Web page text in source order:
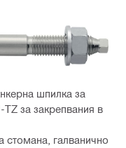
шпилка за
TZ за закрепвания в
стомана, галванично